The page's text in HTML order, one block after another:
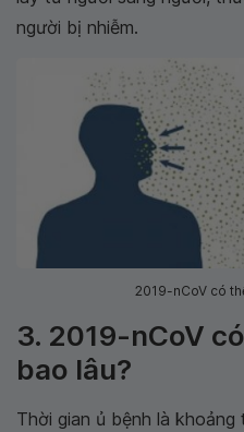
người bị nhiễm.
2019-nCoV có
3. 2019-nCoV
bao lâu?
Thời gian ủ bệnh là